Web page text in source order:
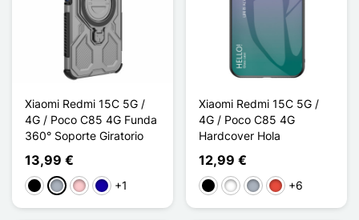
Xiaomi Redmi 15C 5G /
4G / Poco C85 4G Funda
360° Soporte Giratorio
13,99 €
Negro
Gris RosaAzul oscuro
+1
Xiaomi Redmi 15C 5G /
4G / Poco C85 4G
Hardcover Hola
12,99 €
NegroBlanco
Gris Rojo+6